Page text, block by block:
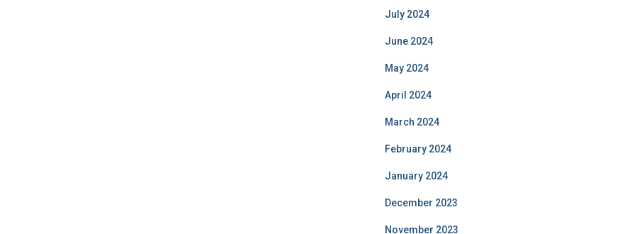
July 2024
June 2024
May 2024
April 2024
March 2024
February 2024
January 2024
December 2023
November 2023